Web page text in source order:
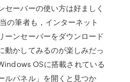
セーバーの使い方は好ましく
の筆者も，インターネット
ーンセーバーをダウンロード
動かしてみるのが楽しみだっ
OSに搭載されている
ルパネル」を開くと見つか